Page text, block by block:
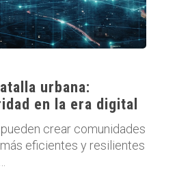
urbana:
en la era digital
crear comunidades
eficientes y resilientes